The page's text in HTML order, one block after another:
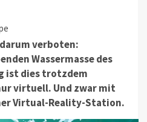
verboten:
Wassermasse des
ist dies trotzdem
virtuell. Und zwar mit
Virtual-Reality-Station.